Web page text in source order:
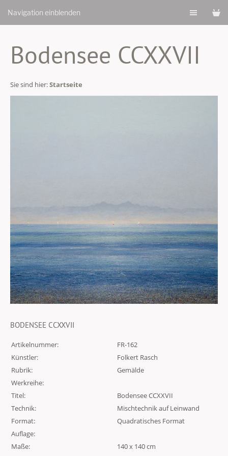
Navigation einblenden
Bodensee CCXXVII
Sie sind hier:Startseite
BODENSEE CCXXVII
Artikelnummer:
FR-162
Künstler:
Folkert Rasch
Rubrik:
Gemälde
Werkreihe:
Titel:
Bodensee CCXXVII
Technik:
Mischtechnik auf Leinwand
Format:
Quadratisches Format
Auflage:
Maße:
140 x 140 cm